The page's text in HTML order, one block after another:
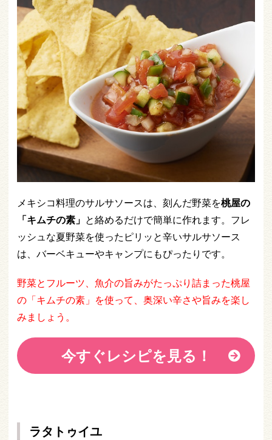
メキシコ料理のサルサソースは、刻んだ野菜を桃屋の
「キムチの素」 と絡めるだけで簡単に作れます。フレ
ッシュな夏野菜を使ったピリッと辛いサルサソース
は、バーベキューやキャンプにもぴったりです。
野菜とフルーツ、魚介の旨みがたっぷり詰まった桃屋
の「キムチの素」を使って、奥深い辛さや旨みを楽し
みましょう。
今すぐレシピを見る！
ラタトゥイユ